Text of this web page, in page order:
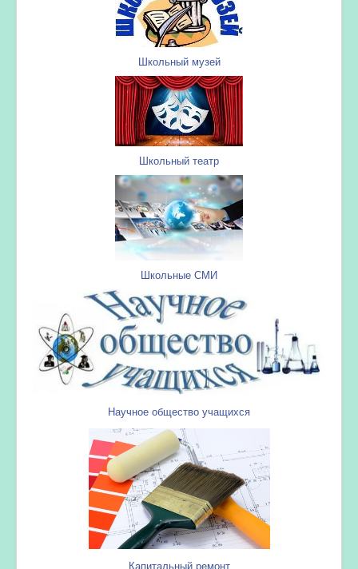
Школьный музей
Школьный театр
Школьные СМИ
Научное общество учащихся
Капитальный ремонт